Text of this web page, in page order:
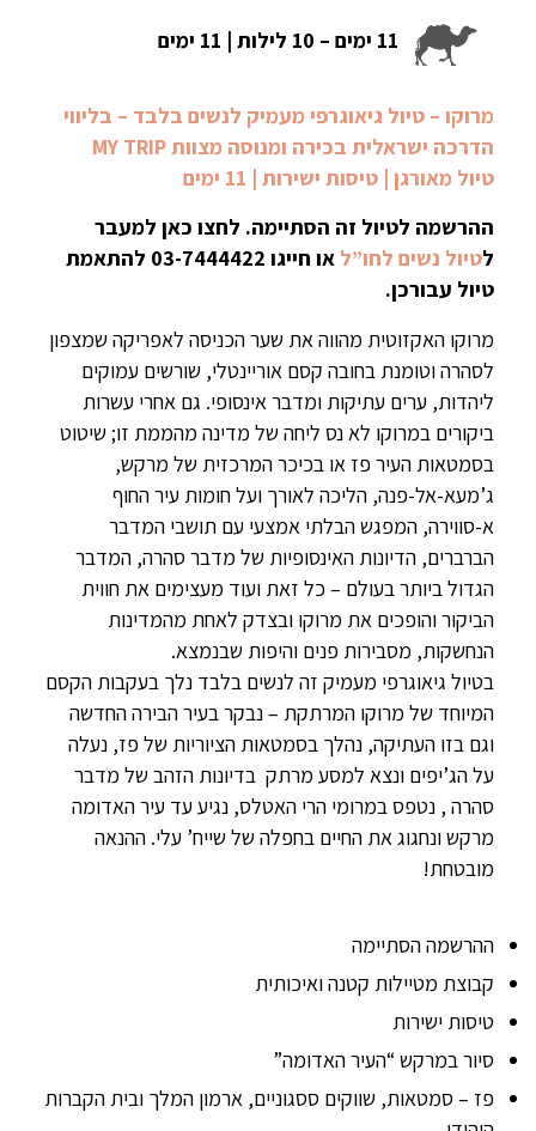
11 ימים – 10 לילות | 11 ימים
מרוקו – טיול גיאוגרפי מעמיק לנשים בלבד – בליווי
הדרכה ישראלית בכירה ומנוסה מצוות MY TRIP
טיול מאורגן | טיסות ישירות | 11 ימים
ההרשמה לטיול זה הסתיימה. לחצו כאן למעבר
לטיול נשים לחו”ל
או חייגו 03-7444422 להתאמת
טיול עבורכן.
מרוקו האקזוטית מהווה את שער הכניסה לאפריקה שמצפון
לסהרה וטומנת בחובה קסם אוריינטלי, שורשים עמוקים
ליהדות, ערים עתיקות ומדבר אינסופי. גם אחרי עשרות
ביקורים במרוקו לא נס ליחה של מדינה מהממת זו; שיטוט
בסמטאות העיר פז או בכיכר המרכזית של מרקש,
ג’מעא-אל-פנה, הליכה לאורך ועל חומות עיר החוף
א-סווירה, המפגש הבלתי אמצעי עם תושבי המדבר
הברברים, הדיונות האינסופיות של מדבר סהרה, המדבר
הגדול ביותר בעולם – כל זאת ועוד מעצימים את חווית
הביקור והופכים את מרוקו ובצדק לאחת מהמדינות
הנחשקות, מסבירות פנים והיפות שבנמצא.
בטיול גיאוגרפי מעמיק זה לנשים בלבד נלך בעקבות הקסם
המיוחד של מרוקו המרתקת – נבקר בעיר הבירה החדשה
וגם בזו העתיקה, נהלך בסמטאות הציוריות של פז, נעלה
על הג’יפים ונצא למסע מרתק בדיונות הזהב של מדבר
סהרה , נטפס במרומי הרי האטלס, נגיע עד עיר האדומה
מרקש ונחגוג את החיים בחפלה של שייח’ עלי. ההנאה
מובטחת!
ההרשמה הסתיימה
קבוצת מטיילות קטנה ואיכותית
טיסות ישירות
סיור במרקש “העיר האדומה”
פז – סמטאות, שווקים ססגוניים, ארמון המלך ובית הקברות